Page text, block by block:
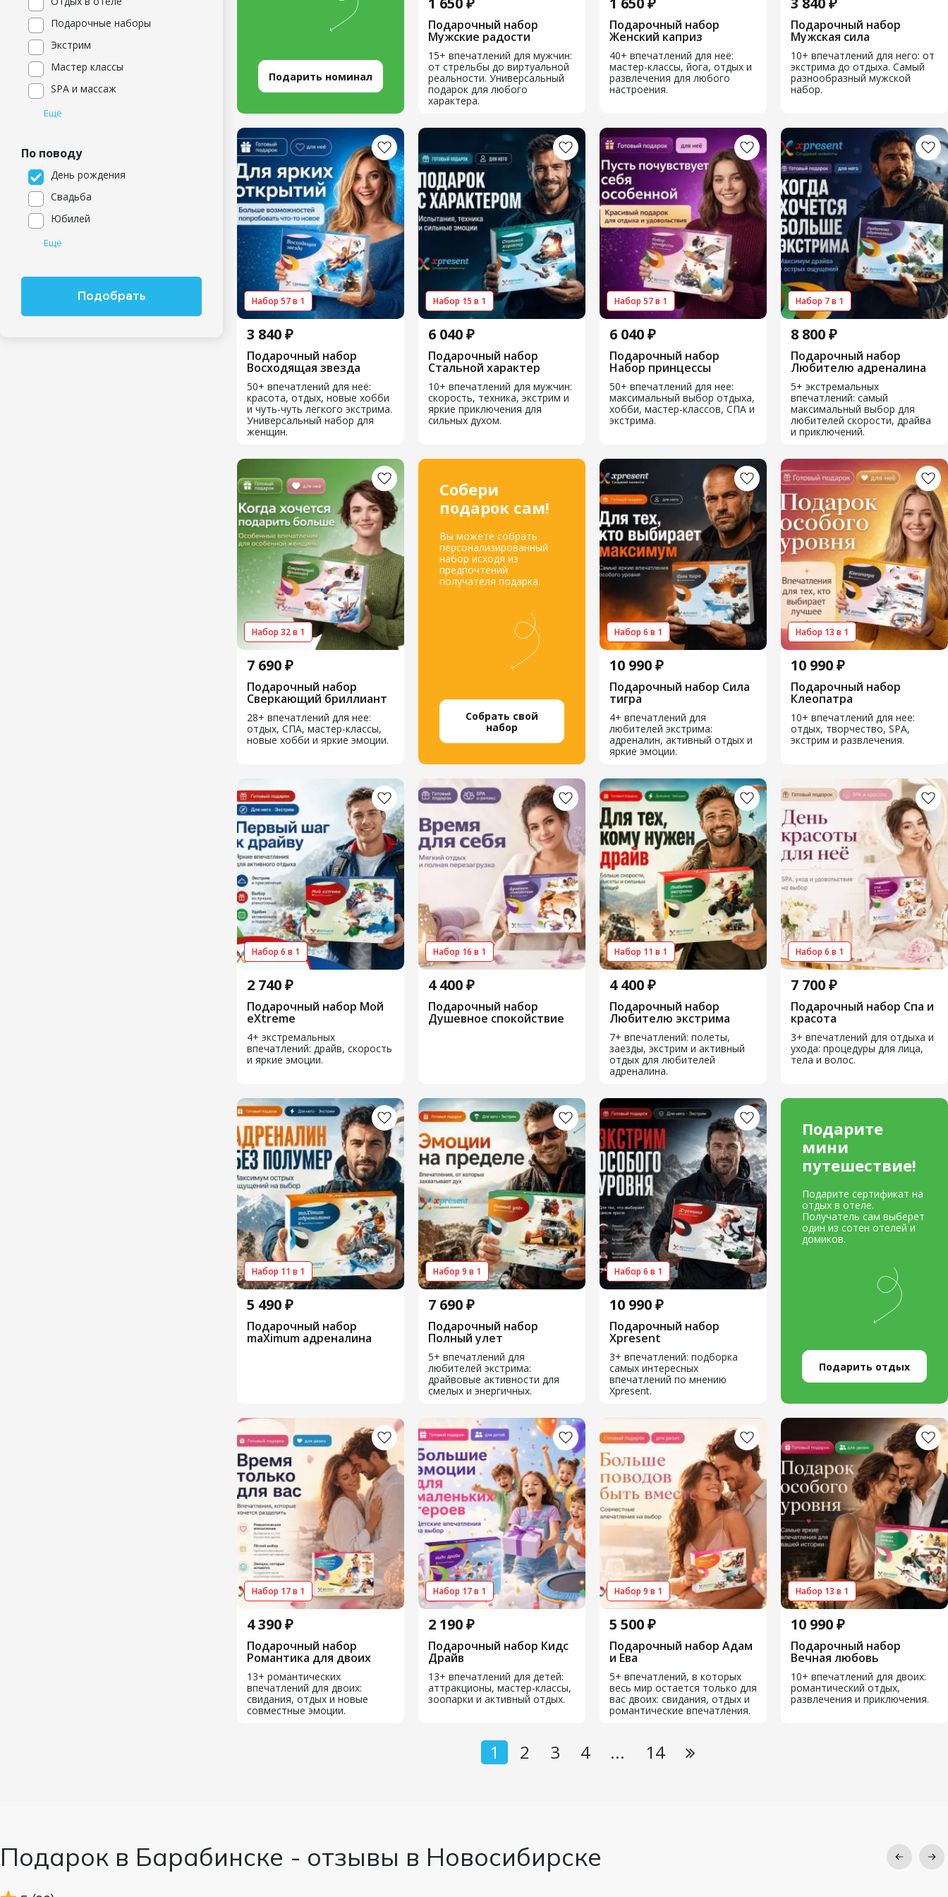
Подарочные наборы
Экстрим
Мастер классы
SPA и массаж
Ещё
По поводу
День рождения
Свадьба
Юбилей
Ещё
Подарить номинал
Подарочный набор
Мужские радости
15+ впечатлений для мужчин:
от стрельбы до виртуальной
реальности. Универсальный
подарок для любого
характера.
Подарочный набор
Женский каприз
40+ впечатлений для неё:
мастер-классы, йога, отдых и
развлечения для любого
настроения.
Подарочный набор
Мужская сила
10+ впечатлений для него: от
экстрима до отдыха. Самый
разнообразный мужской
набор.
Набор 57 в 1
3 840 ₽
Подарочный набор
Восходящая звезда
50+ впечатлений для неё:
красота, отдых, новые хобби
и чуть-чуть легкого экстрима.
Универсальный набор для
женщин.
Набор 15 в 1
6 040 ₽
Подарочный набор
Стальной характер
10+ впечатлений для мужчин:
скорость, техника, экстрим и
яркие приключения для
сильных духом.
Набор 57 в 1
6 040 ₽
Подарочный набор
Набор принцессы
50+ впечатлений для нее:
максимальный выбор отдыха,
хобби, мастер-классов, СПА и
экстрима.
Набор 7 в 1
8 800 ₽
Подарочный набор
Любителю адреналина
5+ экстремальных
впечатлений: самый
максимальный выбор для
любителей скорости, драйва
и приключений.
Набор 32 в 1
7 690 ₽
Подарочный набор
Сверкающий бриллиант
28+ впечатлений для нее:
отдых, СПА, мастер-классы,
новые хобби и яркие эмоции.
Собери
подарок сам!
Вы можете собрать
персонализированный
набор исходя из
предпочтений
получателя подарка.
Собрать свой
набор
Набор 6 в 1
10 990 ₽
Подарочный набор Сила
тигра
4+ впечатлений для
любителей экстрима:
адреналин, активный отдых и
яркие эмоции.
Набор 13 в 1
10 990 ₽
Подарочный набор
Клеопатра
10+ впечатлений для нее:
отдых, творчество, SPA,
экстрим и развлечения.
Набор 6 в 1
2 740 ₽
Подарочный набор Мой
eXtreme
4+ экстремальных
впечатлений: драйв, скорость
и яркие эмоции.
Набор 16 в 1
4 400 ₽
Подарочный набор
Душевное спокойствие
Набор 11 в 1
4 400 ₽
Подарочный набор
Любителю экстрима
7+ впечатлений: полеты,
заезды, экстрим и активный
отдых для любителей
адреналина.
Набор 6 в 1
7 700 ₽
Подарочный набор Спа и
красота
3+ впечатлений для отдыха и
ухода: процедуры для лица,
тела и волос.
Набор 11 в 1
5 490 ₽
Подарочный набор
maXimum адреналина
Набор 9 в 1
7 690 ₽
Подарочный набор
Полный улет
5+ впечатлений для
любителей экстрима:
драйвовые активности для
смелых и энергичных.
Набор 6 в 1
10 990 ₽
Подарочный набор
Xpresent
3+ впечатлений: подборка
самых интересных
впечатлений по мнению
Xpresent.
Подарите
мини
путешествие!
Подарите сертификат на
отдых в отеле.
Получатель сам выберет
один из сотен отелей и
домиков.
Подарить отдых
Набор 17 в 1
4 390 ₽
Подарочный набор
Романтика для двоих
13+ романтических
впечатлений для двоих:
свидания, отдых и новые
совместные эмоции.
Набор 17 в 1
2 190 ₽
Подарочный набор Кидс
Драйв
13+ впечатлений для детей:
аттракционы, мастер-классы,
зоопарки и активный отдых.
Набор 9 в 1
5 500 ₽
Подарочный набор Адам
и Ева
5+ впечатлений, в которых
весь мир остается только для
вас двоих: свидания, отдых и
романтические впечатления.
Набор 13 в 1
10 990 ₽
Подарочный набор
Вечная любовь
10+ впечатлений для двоих:
романтический отдых,
развлечения и приключения.
1 2 3 4 ... 14
Подарок в Барабинске - отзывы в Новосибирске